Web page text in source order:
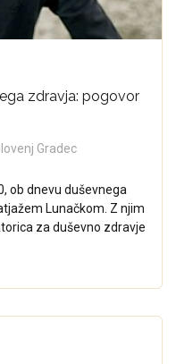
zdravja: pogovor
Gradec
ob dnevu duševnega
Lunačkom. Z njim
za duševno zdravje